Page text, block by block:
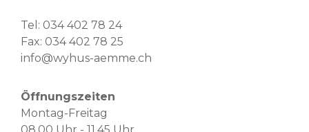
Tel: 034 402 78 24
Fax: 034 402 78 25
info@wyhus-aemme.ch
Öffnungszeiten
Montag-Freitag